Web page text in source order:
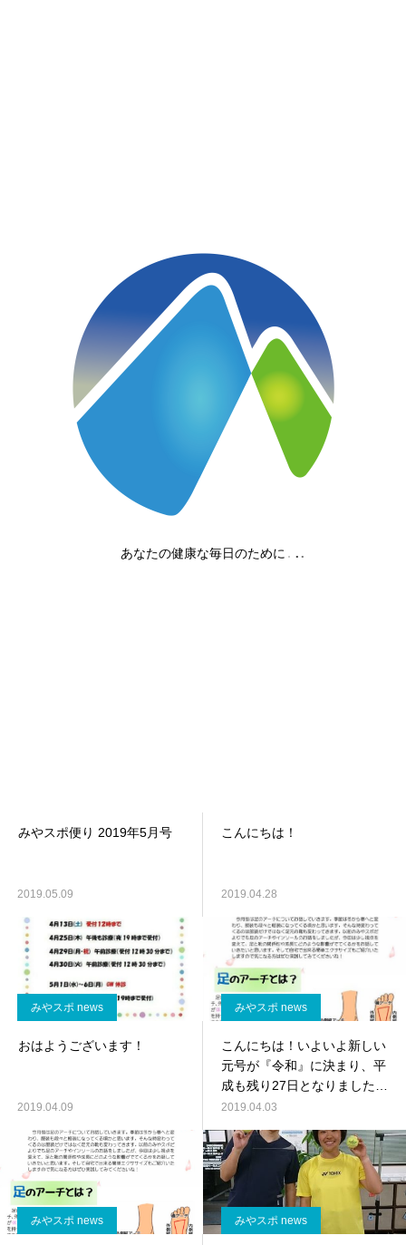
あなたの健康な毎日のために
みやスポ news
おはようございます
みやスポ news
昨日と今日、延岡市の中体連
サッカー競技の救護に行って
来ました。
みやスポ便り 2019年5月号
2019.05.09
こんにちは！
2019.04.28
みやスポ news
おはようございます！
2019.04.09
みやスポ news
こんにちは！いよいよ新しい
元号が『令和』に決まり、平
成も残り27日となりました
ね。
2019.04.03
みやスポ news みやスポ news